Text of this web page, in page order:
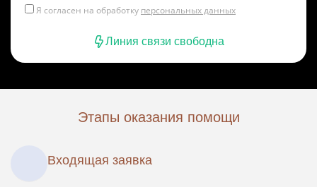
Я согласен на обработку персональных данных
Линия связи свободна
Этапы оказания помощи
Входящая заявка